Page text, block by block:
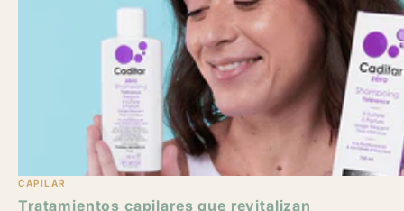
CAPILAR
Tratamientos capilares que revitalizan